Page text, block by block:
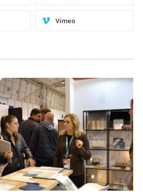
Vimeo